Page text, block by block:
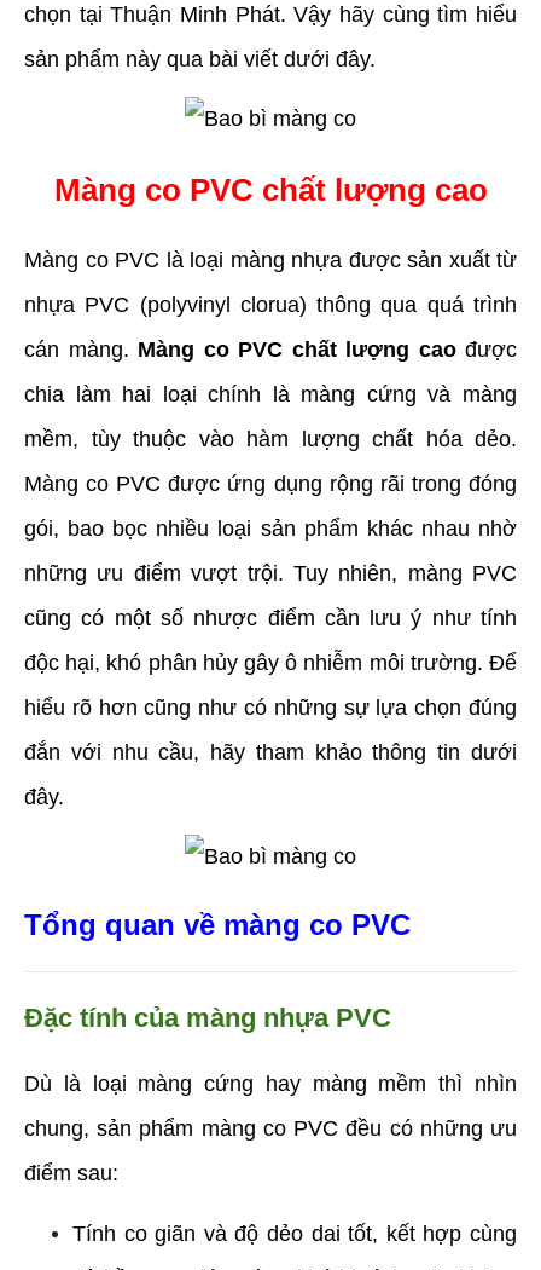
chọn tại Thuận Minh Phát. Vậy hãy cùng tìm hiểu
sản phẩm này qua bài viết dưới đây.
Màng co PVC chất lượng cao
Màng co PVC là loại màng nhựa được sản xuất từ
nhựa PVC (polyvinyl clorua) thông qua quá trình
cán màng. Màng co PVC chất lượng cao được
chia làm hai loại chính là màng cứng và màng
mềm, tùy thuộc vào hàm lượng chất hóa dẻo.
Màng co PVC được ứng dụng rộng rãi trong đóng
gói, bao bọc nhiều loại sản phẩm khác nhau nhờ
những ưu điểm vượt trội. Tuy nhiên, màng PVC
cũng có một số nhược điểm cần lưu ý như tính
độc hại, khó phân hủy gây ô nhiễm môi trường. Để
hiểu rõ hơn cũng như có những sự lựa chọn đúng
đắn với nhu cầu, hãy tham khảo thông tin dưới
đây.
Tổng quan về màng co PVC
Đặc tính của màng nhựa PVC
Dù là loại màng cứng hay màng mềm thì nhìn
chung, sản phẩm màng co PVC đều có những ưu
điểm sau:
Tính co giãn và độ dẻo dai tốt, kết hợp cùng